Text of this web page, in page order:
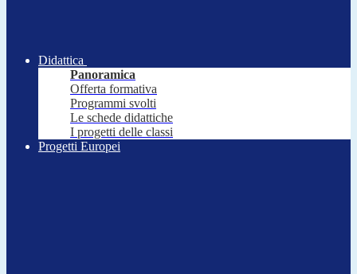
Didattica
Panoramica
Offerta formativa
Programmi svolti
Le schede didattiche
I progetti delle classi
Progetti Europei